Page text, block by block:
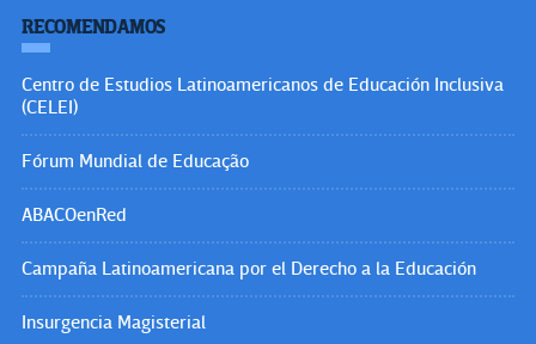
RECOMENDAMOS
Centro de Estudios Latinoamericanos de Educación Inclusiva
(CELEI)
Fórum Mundial de Educação
ABACOenRed
Campaña Latinoamericana por el Derecho a la Educación
Insurgencia Magisterial